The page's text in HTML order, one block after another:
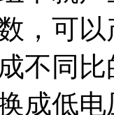
，可
不同
成低